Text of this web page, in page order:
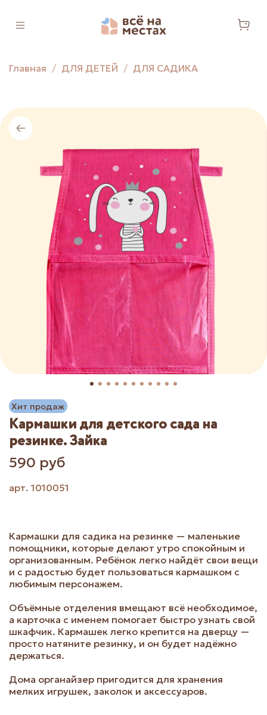
Главная ДЛЯ ДЕТЕЙ ДЛЯ САДИКА
Хит продаж
арт.1010051
Кармашки для детского сада на
резинке. Зайка
590 руб
Кармашки для садика на резинке — маленькие
помощники, которые делают утро спокойным и
организованным. Ребёнок легко найдёт свои вещи
и с радостью будет пользоваться кармашком с
любимым персонажем.
Объёмные отделения вмещают всё необходимое,
а карточка с именем помогает быстро узнать свой
шкафчик. Кармашек легко крепится на дверцу —
просто натяните резинку, и он будет надёжно
держаться.
Дома органайзер пригодится для хранения
мелких игрушек, заколок и аксессуаров.